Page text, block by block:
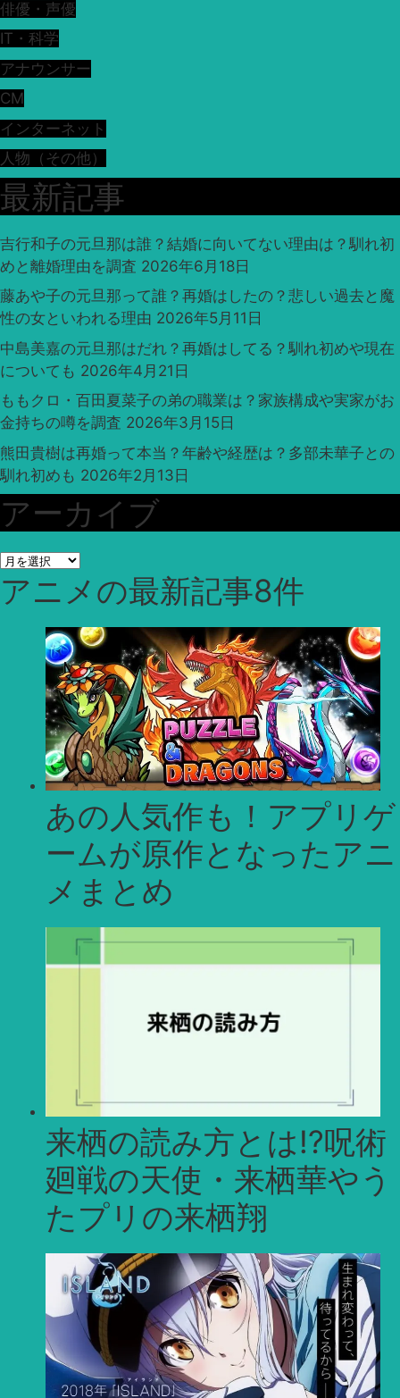
俳優・声優
IT・科学
アナウンサー
CM
インターネット
人物（その他）
最新記事
吉行和子の元旦那は誰？結婚に向いてない理由は？馴れ初
めと離婚理由を調査 2026年6月18日
藤あや子の元旦那って誰？再婚はしたの？悲しい過去と魔
性の女といわれる理由 2026年5月11日
中島美嘉の元旦那はだれ？再婚はしてる？馴れ初めや現在
についても 2026年4月21日
ももクロ・百田夏菜子の弟の職業は？家族構成や実家がお
金持ちの噂を調査 2026年3月15日
熊田貴樹は再婚って本当？年齢や経歴は？多部未華子との
馴れ初めも 2026年2月13日
アーカイブ
ア
ー
カ
アニメの最新記事8件
あの人気作も！アプリゲ
ームが原作となったアニ
メまとめ
来栖の読み方とは!?呪術
廻戦の天使・来栖華やう
たプリの来栖翔